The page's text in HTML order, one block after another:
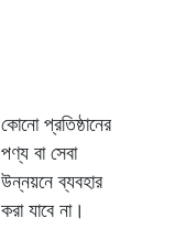
কোনো প্রতিষ্ঠানের
পণ্য বা সেবা
উন্নয়নে ব্যবহার
করা যাবে না।